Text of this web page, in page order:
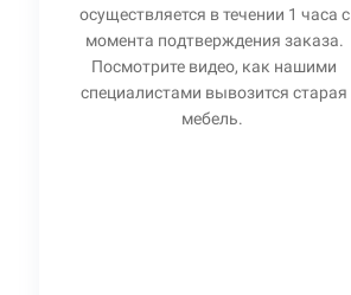
осуществляется в течении 1 часа с
момента подтверждения заказа.
Посмотрите видео, как нашими
специалистами вывозится старая
мебель.